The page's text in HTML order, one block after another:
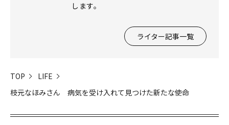
します。
ライター記事一覧
TOP
LIFE
枝元なほみさん 病気を受け入れて見つけた新たな使命